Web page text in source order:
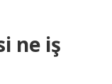
ne iş